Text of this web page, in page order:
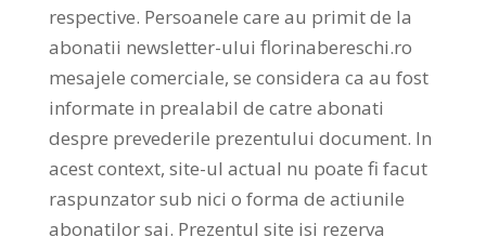
respective. Persoanele care au primit de la
abonatii newsletter-ului florinabereschi.ro
mesajele comerciale, se considera ca au fost
informate in prealabil de catre abonati
despre prevederile prezentului document. In
acest context, site-ul actual nu poate fi facut
raspunzator sub nici o forma de actiunile
abonatilor sai. Prezentul site isi rezerva